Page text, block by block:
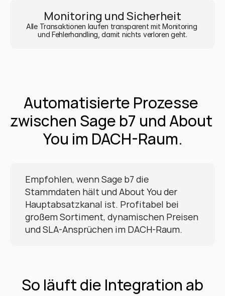
Monitoring und Sicherheit
Alle Transaktionen laufen transparent mit Monitoring
und Fehlerhandling, damit nichts verloren geht.
Automatisierte Prozesse
zwischen Sage b7 und About
You im DACH-Raum.
Empfohlen, wenn Sage b7 die
Stammdaten hält und About You der
Hauptabsatzkanal ist. Profitabel bei
großem Sortiment, dynamischen Preisen
und SLA-Ansprüchen im DACH-Raum.
So läuft die Integration ab